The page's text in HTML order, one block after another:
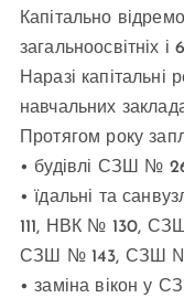
Капітально
загальноосвітніх
Наразі
навчальних
Протягом року
• будівлі СЗШ №
• їдальні та
111, НВК № 130,
СЗШ № 143, СЗШ №
• заміна вікон